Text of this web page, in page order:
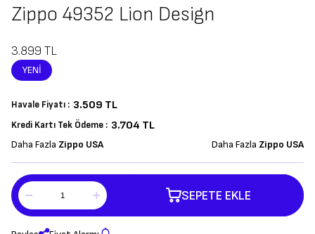
Zippo 49352 Lion Design
3.899 TL
YENI
Havale Fiyatı : 3.509 TL
Kredi Kartı Tek Ödeme : 3.704 TL
Daha Fazla Zippo USA Daha Fazla Zippo USA
SEPETE EKLE